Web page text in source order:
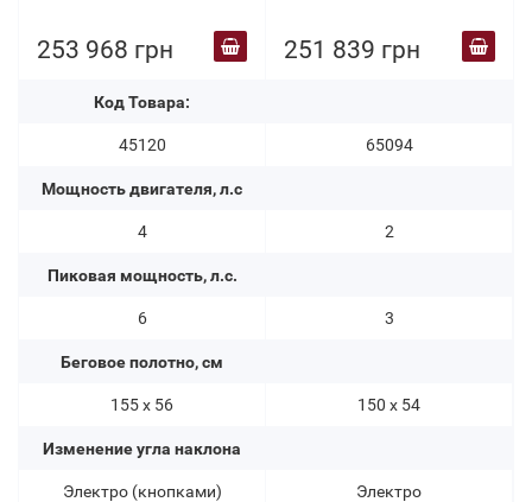
253 968 грн
Код Товара:
45120
Мощность двигателя, л.с
4
Пиковая мощность, л.с.
6
Беговое полотно, см
155 х 56
Изменение угла наклона
Электро (кнопками)
251 839 грн
65094
2
3
150 х 54
Электро